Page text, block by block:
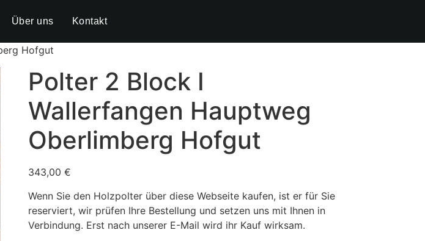
Über uns Kontakt
Hofgut
Polter 2 Block I
Wallerfangen Hauptweg
Oberlimberg Hofgut
343,00 €
Wenn Sie den Holzpolter über diese Webseite kaufen, ist er für Sie
reserviert, wir prüfen Ihre Bestellung und setzen uns mit Ihnen in
Verbindung. Erst nach unserer E-Mail wird ihr Kauf wirksam.